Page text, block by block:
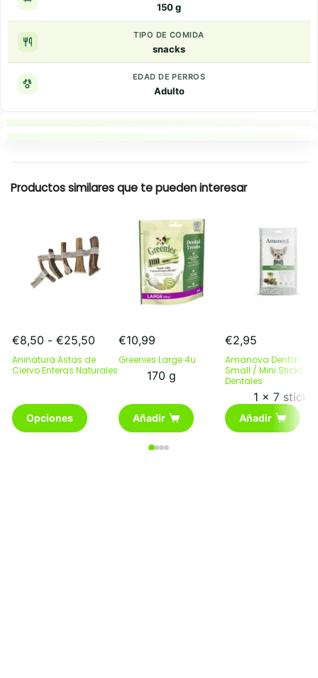
150 g
TIPO DE COMIDA
snacks
EDAD DE PERROS
Adulto
Productos similares que te pueden interesar
€8,50 - €25,50 Rango
precios:
hasta
€25,50
Aninatura Astas de
Ciervo Enteras Naturales
Opciones
Este
producto
€10,99
Greenies Large 4u
170 g
Añadir
€2,95
Amanova Dental
Small / Mini Sticks
Dentales
1 x 7 stick
Añadir